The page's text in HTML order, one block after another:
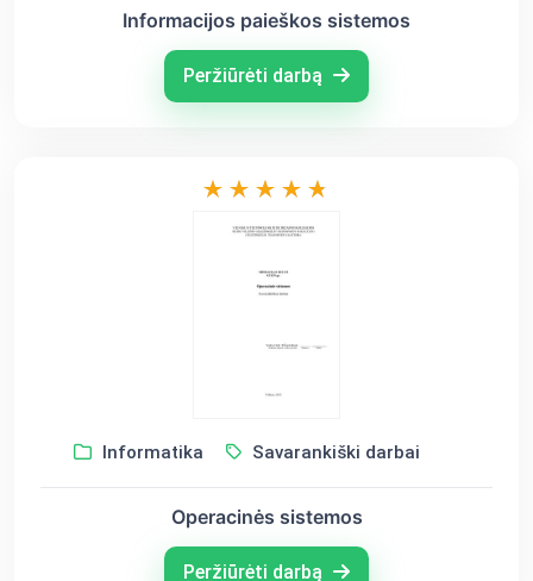
Informacijos paieškos sistemos
Peržiūrėti darbą
Informatika Savarankiški darbai
Operacinės sistemos
Peržiūrėti darbą